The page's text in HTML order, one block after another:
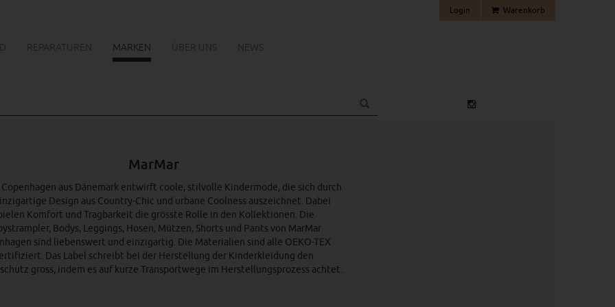
Login Warenkorb
REPARATUREN MARKEN ÜBER UNS NEWS
MarMar
aus Dänemark entwirft coole, stilvolle Kindermode, die sich durch
Design aus Country-Chic und urbane Coolness auszeichnet. Dabei
Komfort und Tragbarkeit die grösste Rolle in den Kollektionen. Die
Bodys, Leggings, Hosen, Mützen, Shorts und Pants von MarMar
sind liebenswert und einzigartig. Die Materialien sind alle OEKO-TEX
Das Label schreibt bei der Herstellung der Kinderkleidung den
gross, indem es auf kurze Transportwege im Herstellungsprozess achtet.